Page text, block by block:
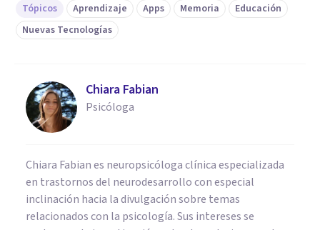
Tópicos Aprendizaje Apps Memoria
Educación
Nuevas Tecnologías
Chiara Fabian
Psicóloga
Chiara Fabian es neuropsicóloga clínica especializada
en trastornos del neurodesarrollo con especial
inclinación hacia la divulgación sobre temas
relacionados con la psicología. Sus intereses se